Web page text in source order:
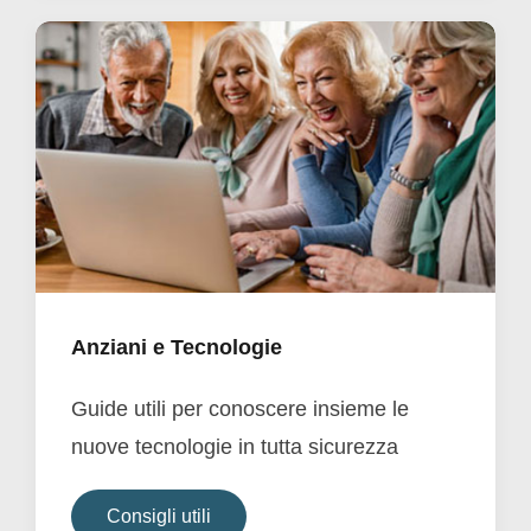
Anziani e Tecnologie
Guide utili per conoscere insieme le
nuove tecnologie in tutta sicurezza
Consigli utili